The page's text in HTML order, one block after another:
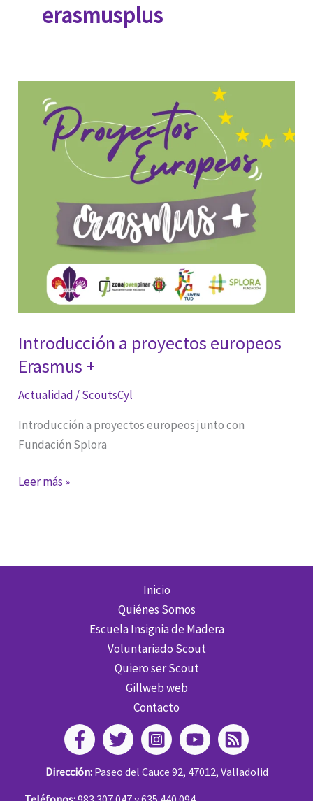
erasmusplus
Introducción a proyectos europeos
Erasmus +
Actualidad /ScoutsCyl
Introducción a proyectos europeos junto con
Fundación Splora
Introducción
Leer más »
Inicio
Quiénes Somos
Escuela Insignia de Madera
Voluntariado Scout
Quiero ser Scout
Gillweb web
Contacto
Dirección:Paseo del Cauce 92, 47012, Valladolid